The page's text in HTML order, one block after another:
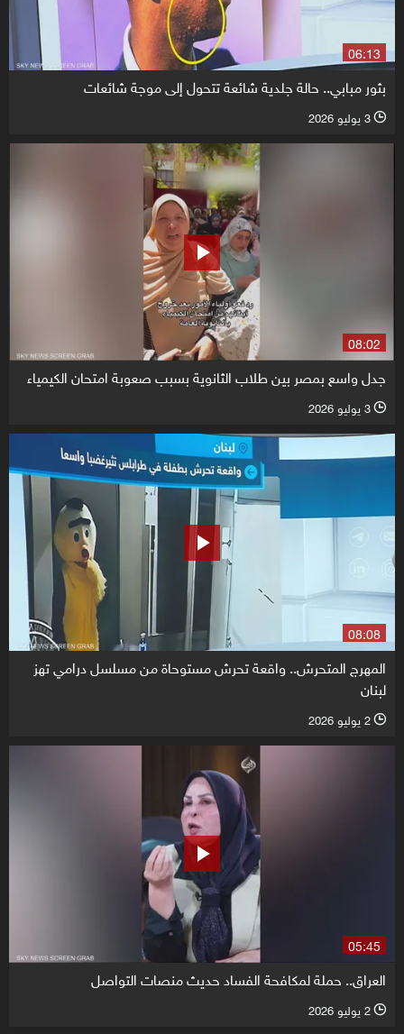
06:13
بثور مبابي.. حالة جلدية شائعة تتحول إلى موجة شائعات
l 3 يوليو 2026
08:02
جدل واسع بمصر بين طلاب الثانوية بسبب صعوبة امتحان الكيمياء
l 3 يوليو 2026
08:08
المهرج المتحرش.. واقعة تحرش مستوحاة من مسلسل درامي تهز
لبنان
l 2 يوليو 2026
05:45
العراق.. حملة لمكافحة الفساد حديث منصات التواصل
l 2 يوليو 2026